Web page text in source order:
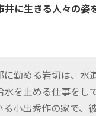
井に生きる人々の姿
に勤める岩切は、水
水を止める仕事をし
小出秀作の家で、